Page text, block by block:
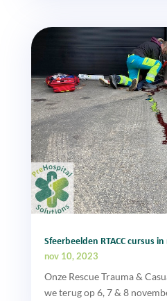
Sfeerbeelden RTACC cursus
nov 10, 2023
Onze Rescue Trauma &
we terug op 6, 7 & 8